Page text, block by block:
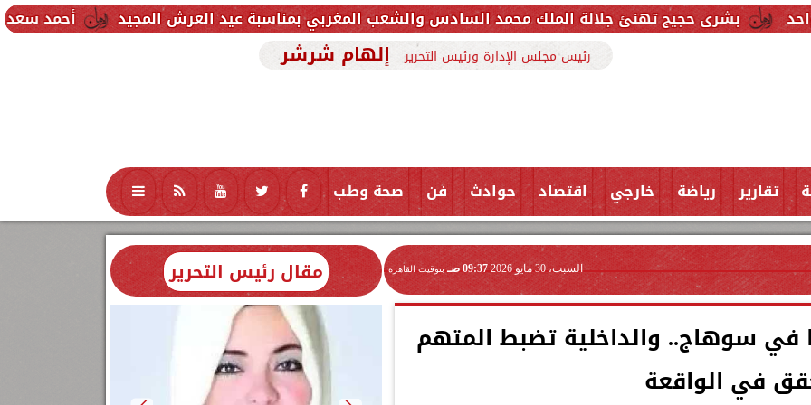
أحمد سعد يطلق «الألبوم تهنئ جلالة الملك محمد السادس والشعب المغربي بمناسبة عيد العرش المجيد
رئيس مجلس الإدارة ورئيس التحرير إلهام شرشر
تقارير رياضة خارجي اقتصاد حوادث فن صحة وطب تكنولوجيا منوعات محافظات
السبت، 30 مايو 2026 09:37 صـ بتوقيت القاهرة
في سوهاج.. والداخلية تضبط المتهم
في الواقعة
مقال رئيس التحرير